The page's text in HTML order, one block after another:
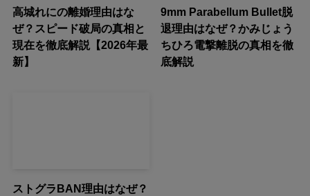
高城れにの離婚理由はな
ぜ？スピード破局の真相と
現在を徹底解説【2026年最
新】
9mm Parabellum Bullet脱
退理由はなぜ？かみじょう
ちひろ電撃離脱の真相を徹
底解説
ストグラBAN理由はなぜ？